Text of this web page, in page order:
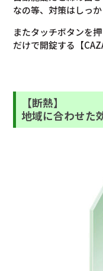
なの等、対策はしっか
またタッチボタンを
だけで開錠する【
【断熱】
地域に合わせた